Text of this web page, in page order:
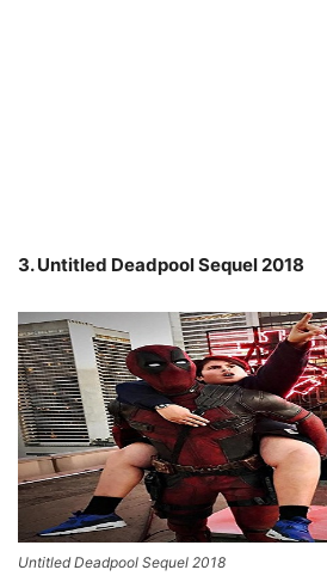
3. Untitled Deadpool Sequel 2018
Untitled Deadpool Sequel 2018